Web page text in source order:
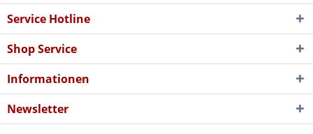
Service Hotline
Shop Service
Informationen
Newsletter